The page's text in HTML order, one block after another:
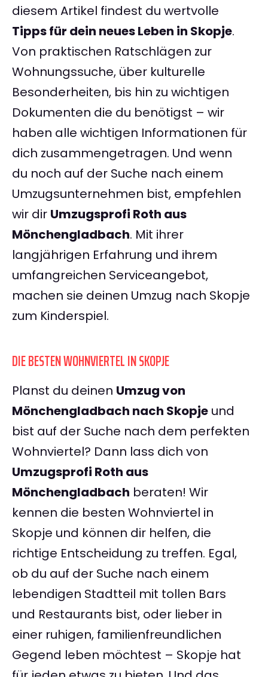
diesem Artikel findest du wertvolle
Tipps für dein neues Leben in Skopje.
Von praktischen Ratschlägen zur
Wohnungssuche, über kulturelle
Besonderheiten, bis hin zu wichtigen
Dokumenten die du benötigst – wir
haben alle wichtigen Informationen für
dich zusammengetragen. Und wenn
du noch auf der Suche nach einem
Umzugsunternehmen bist, empfehlen
wir dir Umzugsprofi Roth aus
Mönchengladbach. Mit ihrer
langjährigen Erfahrung und ihrem
umfangreichen Serviceangebot,
machen sie deinen Umzug nach Skopje
zum Kinderspiel.
DIE BESTEN WOHNVIERTEL IN SKOPJE
Planst du deinen Umzug von
Mönchengladbach nach Skopje und
bist auf der Suche nach dem perfekten
Wohnviertel? Dann lass dich von
Umzugsprofi Roth aus
Mönchengladbach beraten! Wir
kennen die besten Wohnviertel in
Skopje und können dir helfen, die
richtige Entscheidung zu treffen. Egal,
ob du auf der Suche nach einem
lebendigen Stadtteil mit tollen Bars
und Restaurants bist, oder lieber in
einer ruhigen, familienfreundlichen
Gegend leben möchtest – Skopje hat